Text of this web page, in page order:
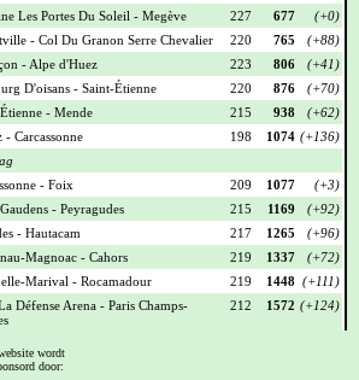
Les Portes Du Soleil - Megève 227 677
(+0)
- Col Du Granon Serre Chevalier 220 765
(+88)
- Alpe d'Huez 223 806
(+41)
D'oisans - Saint-Étienne 220 876
(+70)
- Mende 215 938
(+62)
- Carcassonne 198 1074 (+136)
- Foix 209 1077
(+3)
- Peyragudes 215 1169
(+92)
- Hautacam 217 1265
(+96)
Magnoac - Cahors 219 1337
(+72)
Marival - Rocamadour 219 1448 (+111)
Défense Arena - Paris Champs-
212 1572 (+124)
wordt
door: